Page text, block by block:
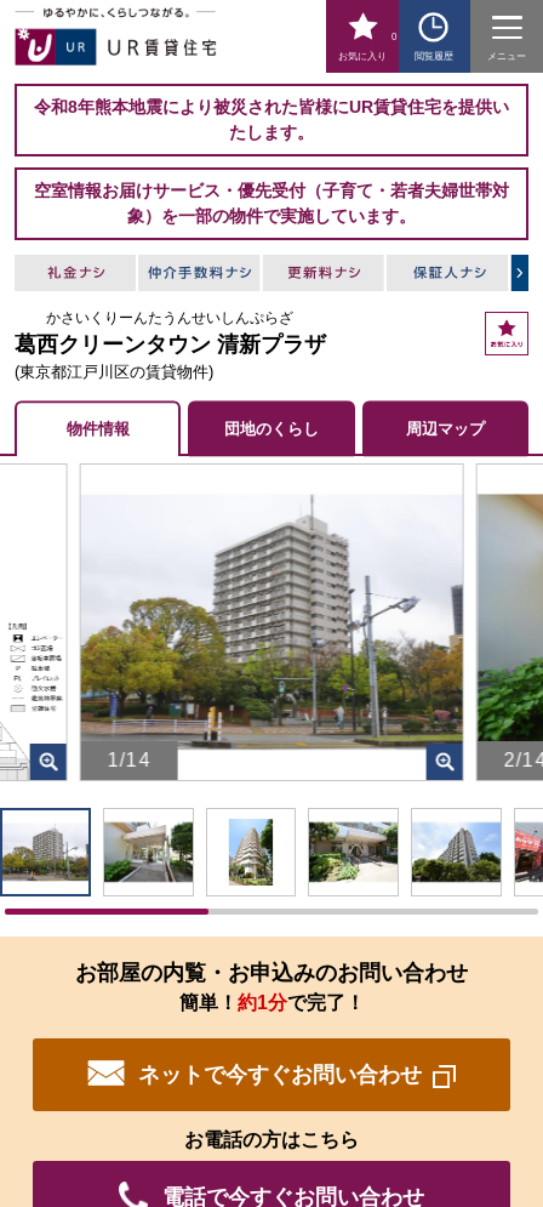
お気に入り
0
閲覧履歴
メニュー
令和8年熊本地震により被災された皆様にUR賃貸住宅を提供い
たします。
空室情報お届けサービス・優先受付（子育て・若者夫婦世帯対
象）を一部の物件で実施しています。
かさいくりーんたうんせいしんぷらざ
葛西クリーンタウン 清新プラザ
(東京都江戸川区の賃貸物件)
お
気
物件情報 団地のくらし 周辺マップ
1/14
画
を
ク
リ
す
拡
大
さ
2/
画
を
ク
リ
拡
お部屋の内覧・お申込みのお問い合わせ
簡単！ 約1分で完了！
ネットで今すぐお問い合わせ
お電話の方はこちら
電話で今すぐお問い合わせ